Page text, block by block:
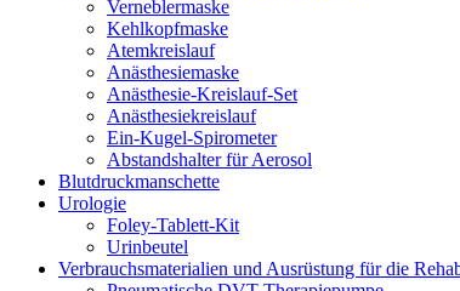
Verneblermaske
Kehlkopfmaske
Atemkreislauf
Anästhesiemaske
Anästhesie-Kreislauf-Set
Anästhesiekreislauf
Ein-Kugel-Spirometer
Abstandshalter für Aerosol
Blutdruckmanschette
Urologie
Foley-Tablett-Kit
Urinbeutel
Verbrauchsmaterialien und Ausrüstung für die